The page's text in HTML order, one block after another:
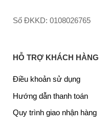
Số ĐKKD: 0108026765
HỖ TRỢ KHÁCH HÀNG
Điều khoản sử dụng
Hướng dẫn thanh toán
Quy trình giao nhận hàng